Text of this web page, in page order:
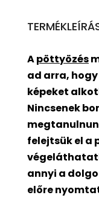
Apöttyözés
ad arra,
képeket
Nincsenek
felejtsük el a
annyi a
előre